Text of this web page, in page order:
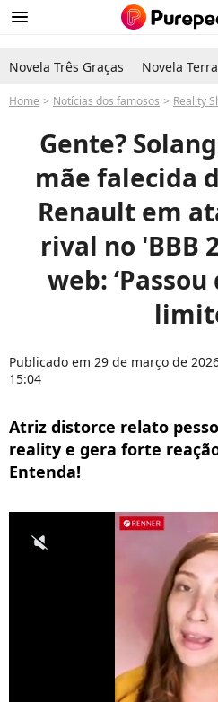
menu
Novela Três Graças Novela
Home Notícias dos famosos Reality
Gente?
mãe falecida
Renault em
rival no 'BBB
web:
Publicado em 29 de março de
15:04
Atriz distorce relato
reality e gera forte
Entenda!